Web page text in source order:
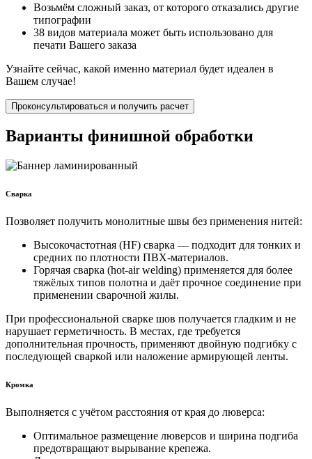
Возьмём сложный заказ, от которого отказались другие
типографии
38 видов материала может быть использовано для
печати Вашего заказа
Узнайте сейчас, какой именно материал будет идеален в
Вашем случае!
Проконсультироваться и получить расчет
Варианты финишной обработки
Сварка
Позволяет получить монолитные швы без применения нитей:
Высокочастотная (HF) сварка — подходит для тонких и
средних по плотности ПВХ-материалов.
Горячая сварка (hot-air welding) применяется для более
тяжёлых типов полотна и даёт прочное соединение при
применении сварочной жилы.
При профессиональной сварке шов получается гладким и не
нарушает герметичность. В местах, где требуется
дополнительная прочность, применяют двойную подгибку с
последующей сваркой или наложение армирующей ленты.
Кромка
Выполняется с учётом расстояния от края до люверса:
Оптимальное размещение люверсов и ширина подгиба
предотвращают вырывание крепежа.